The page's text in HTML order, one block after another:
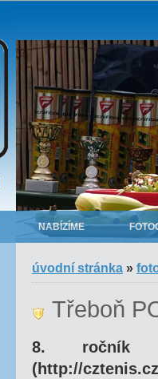
NABÍZÍME
úvodní stránka »
Třeboň
8. ročník
(http://